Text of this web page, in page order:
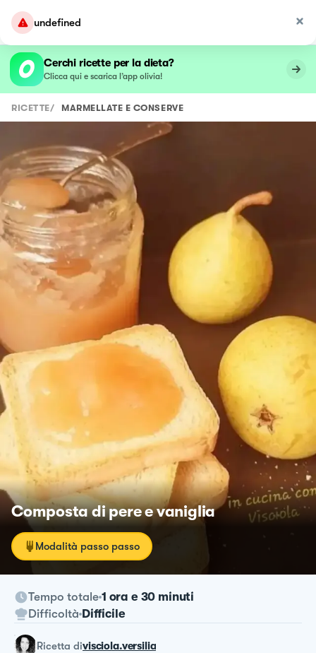
undefined
Cerchi ricette per la dieta?
Clicca qui e scarica l’app olivia!
RICETTE/ MARMELLATE E CONSERVE
Composta di pere e vaniglia
Modalità passo passo
Tempo totale 1 ora e 30 minuti
Difficoltà Difficile
ricetta divisciola.versilia